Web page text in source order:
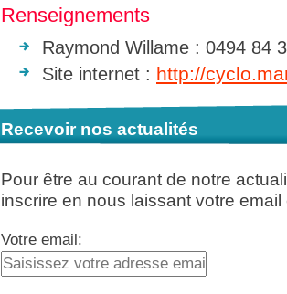
Renseignements
Raymond Willame : 0494 84
Site internet : http://
Recevoir nos actualités
Pour être au courant de notre
inscrire en nous laissant votre
Votre email: